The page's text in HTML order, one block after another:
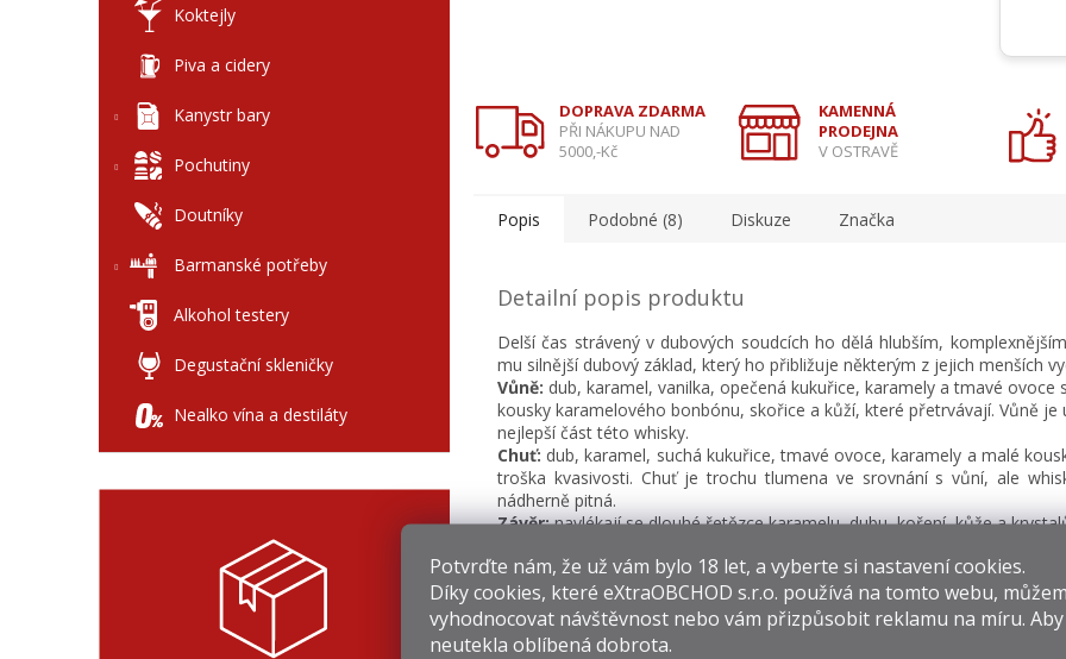
Potvrďte nám​​, že už vám bylo 18 let, a vyberte si nastavení cookies.
Díky cookies, které eXtraOBCHOD s.r.o. používá na tomto webu,
vyhodnocovat návštěvnost nebo vám přizpůsobit reklamu na míru. Aby
neutekla oblíbená dobrota.
Koktejly
Piva a cidery
Kanystr bary
Pochutiny
Doutníky
Barmanské potřeby
Alkohol testery
Degustační skleničky
Nealko vína a destiláty
DOPRAVA ZDARMA
PŘI NÁKUPU NAD
5000,-Kč
KAMENNÁ
PRODEJNA
V OSTRAVĚ
Popis Podobné (8) Diskuze Značka
Detailní popis produktu
Delší čas strávený v dubových soudcích ho dělá hlubším,
mu silnější dubový základ, který ho přibližuje některým z jejich menších
Vůně: dub, karamel, vanilka, opečená kukuřice, karamely a tmavé ovoce
kousky karamelového bonbónu, skořice a kůží, které přetrvávají. Vůně je
nejlepší část této whisky.
Chuť: dub, karamel, suchá kukuřice, tmavé ovoce, karamely a malé
troška kvasivosti. Chuť je trochu tlumena ve srovnání s vůní, ale
nádherně pitná.
Závěr:navlékají se dlouhé řetězce karamelu, dubu, koření, kůže a
Související produkty